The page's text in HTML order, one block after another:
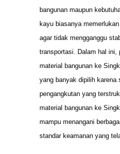
bangunan maupun
kayu biasanya
agar tidak mengganggu
transportasi. Dalam hal ini,
material bangunan ke
yang banyak dipilih karena
pengangkutan yang
material bangunan ke
mampu menangani
standar keamanan yang